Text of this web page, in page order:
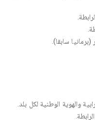
والھوية الوطنية لكل بلد.